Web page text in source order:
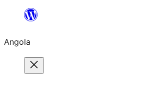
Saltar
o
conteúdo
Angola